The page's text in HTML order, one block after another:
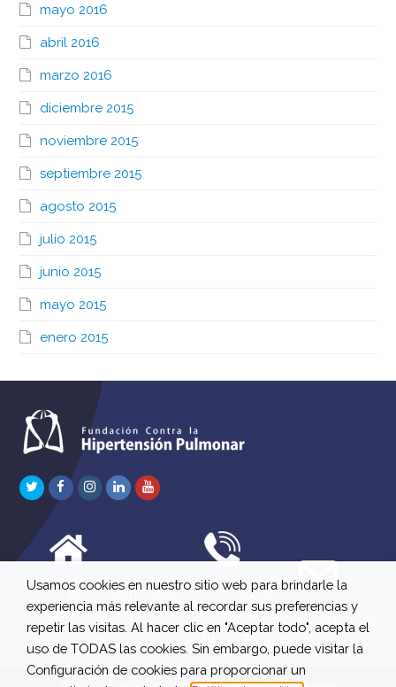
mayo 2016
abril 2016
marzo 2016
diciembre 2015
noviembre 2015
septiembre 2015
agosto 2015
julio 2015
junio 2015
mayo 2015
enero 2015
TwitterFacebook
Instagram
LinkedInYoutube
C/ Río Jordán 7 bajo
A 28981 Parla Madrid
647 630 515
661 73 42 04
613 22 15 27
info@fchp.es
Usamos cookies en nuestro sitio web para brindarle la
experiencia más relevante al recordar sus preferencias y
repetir las visitas. Al hacer clic en "Aceptar todo", acepta el
uso de TODAS las cookies. Sin embargo, puede visitar la
Configuración de cookies para proporcionar un